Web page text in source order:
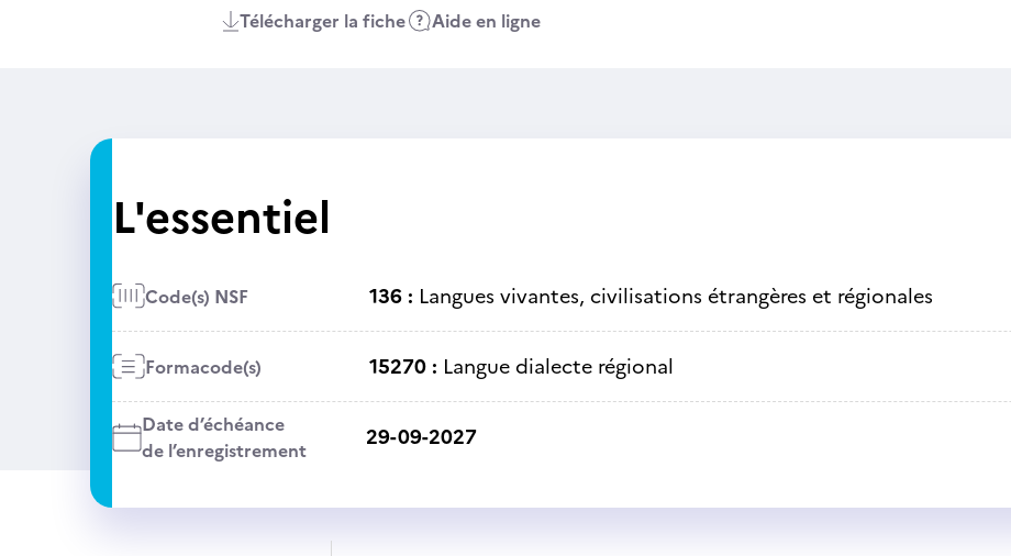
Télécharger la fiche Aide en ligne
L'essentiel
Code(s) NSF 136 : Langues vivantes, civilisations étrangères et régionales
Formacode(s) 15270 : Langue dialecte régional
Date d’échéance
de l’enregistrement
29-09-2027